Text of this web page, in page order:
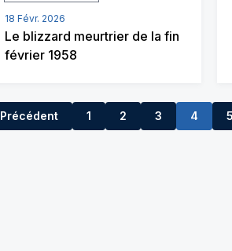
18 Févr. 2026
Le blizzard meurtrier de la fin
février 1958
Précédent 1 2 3 4 5